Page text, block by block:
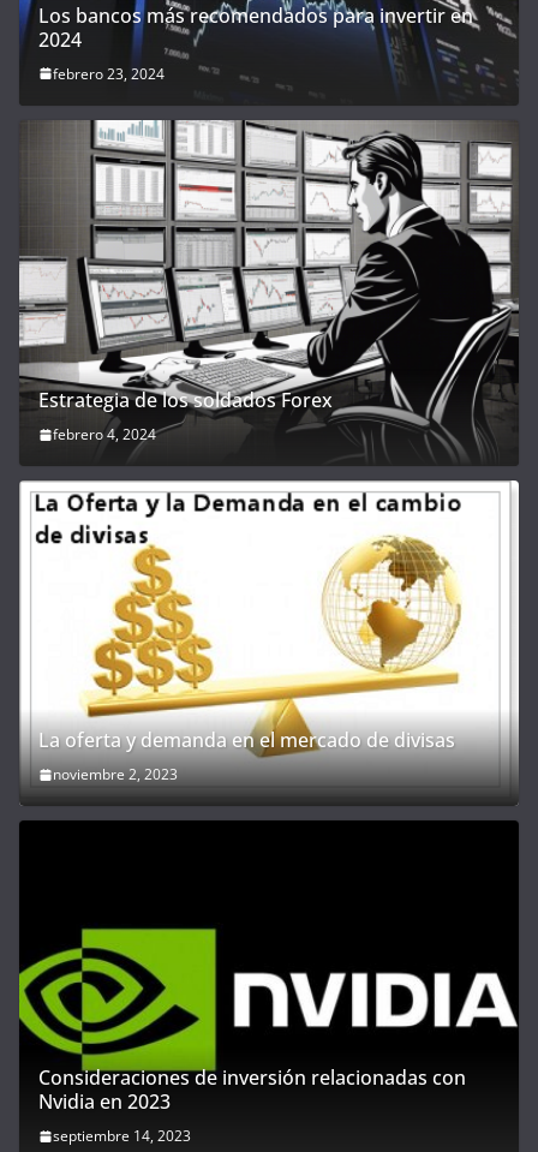
Los bancos más recomendados para invertir en
2024
febrero 23, 2024
Estrategia de los soldados Forex
febrero 4, 2024
La oferta y demanda en el mercado de divisas
noviembre 2, 2023
Consideraciones de inversión relacionadas con
Nvidia en 2023
septiembre 14, 2023